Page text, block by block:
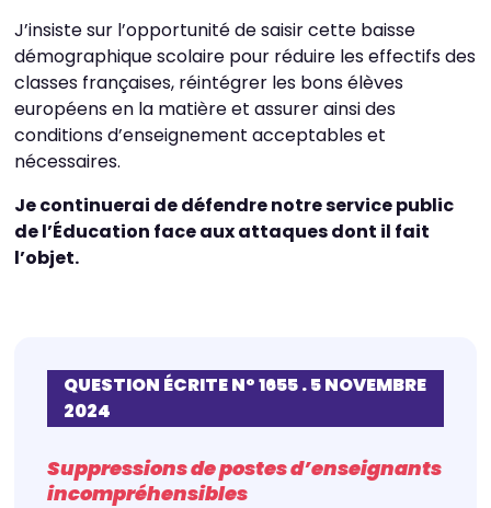
J’insiste sur l’opportunité de saisir cette baisse
démographique scolaire pour réduire les effectifs des
classes françaises, réintégrer les bons élèves
européens en la matière et assurer ainsi des
conditions d’enseignement acceptables et
nécessaires.
Je continuerai de défendre notre service public
de l’Éducation face aux attaques dont il fait
l’objet.
QUESTION ÉCRITE N° 1655 . 5 NOVEMBRE
2024
Suppressions de postes d’enseignants
incompréhensibles